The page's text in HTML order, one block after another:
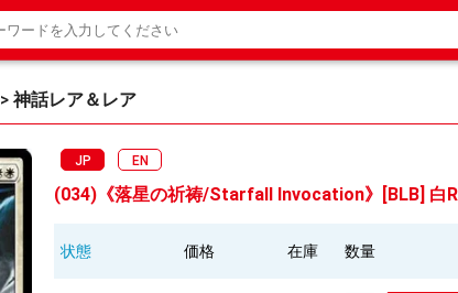
> 神話レア＆レア
JP EN
(034)《落星の祈祷/Starfall Invocation》[BLB] 白R
状態 価格 在庫 数量